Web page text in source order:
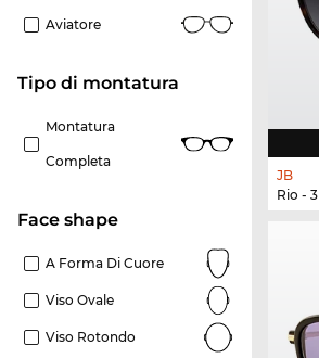
Aviatore
Tipo di montatura
Montatura
Completa
Face shape
A Forma Di Cuore
Viso Ovale
Viso Rotondo
JB
Rio - 3